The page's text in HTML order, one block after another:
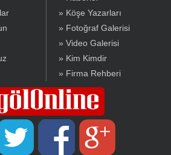
» Köşe Yazarları
» Fotoğraf Galerisi
» Video Galerisi
» Kim Kimdir
» Firma Rehberi